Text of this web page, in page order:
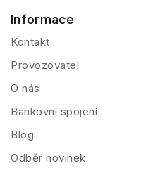
Informace
Kontakt
Provozovatel
O nás
Bankovní spojení
Blog
Odběr novinek